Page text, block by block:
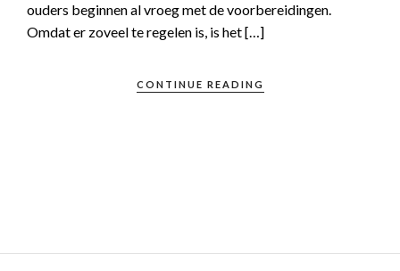
ouders beginnen al vroeg met de voorbereidingen.
Omdat er zoveel te regelen is, is het […]
CONTINUE READING